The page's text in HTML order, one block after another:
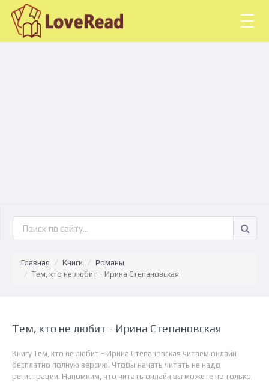
Главная Книги
Романы
Тем, кто не любит - Ирина Степановская
Тем, кто не любит - Ирина Степановская
Книгу Тем, кто не любит - Ирина Степановская читаем онлайн
бесплатно полную версию! Чтобы начать читать не надо
регистрации. Напомним, что читать онлайн вы можете не только